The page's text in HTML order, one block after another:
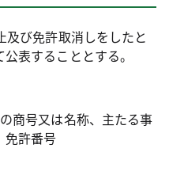
び免許取消しをしたと
表することとする。
商号又は名称、主たる事
免許番号